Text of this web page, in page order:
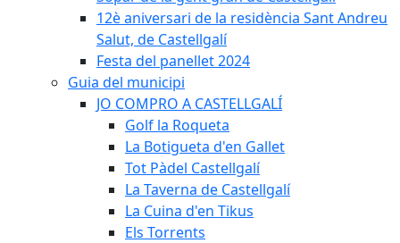
12è aniversari de la residència Sant Andreu
Salut, de Castellgalí
Festa del panellet 2024
Guia del municipi
JO COMPRO A CASTELLGALÍ
Golf la Roqueta
La Botigueta d'en Gallet
Tot Pàdel Castellgalí
La Taverna de Castellgalí
La Cuina d'en Tikus
Els Torrents